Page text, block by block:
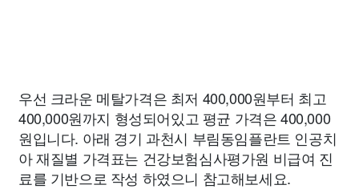
우선 크라운 메탈가격은 최저 400,000원부터 최고
400,000원까지 형성되어있고 평균 가격은 400,000
원입니다. 아래 경기 과천시 부림동임플란트 인공치
아 재질별 가격표는 건강보험심사평가원 비급여 진
료를 기반으로 작성 하였으니 참고해보세요.